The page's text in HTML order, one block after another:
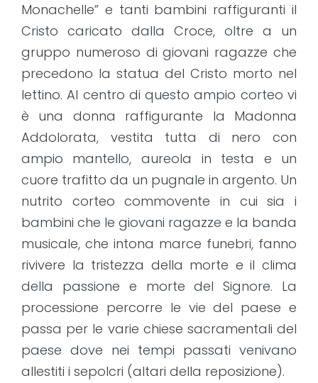
Monachelle” e tanti bambini raffiguranti il
Cristo caricato dalla Croce, oltre a un
gruppo numeroso di giovani ragazze che
precedono la statua del Cristo morto nel
lettino. Al centro di questo ampio corteo vi
è una donna raffigurante la Madonna
Addolorata, vestita tutta di nero con
ampio mantello, aureola in testa e un
cuore trafitto da un pugnale in argento. Un
nutrito corteo commovente in cui sia i
bambini che le giovani ragazze e la banda
musicale, che intona marce funebri, fanno
rivivere la tristezza della morte e il clima
della passione e morte del Signore. La
processione percorre le vie del paese e
passa per le varie chiese sacramentali del
paese dove nei tempi passati venivano
allestiti i sepolcri (altari della reposizione).